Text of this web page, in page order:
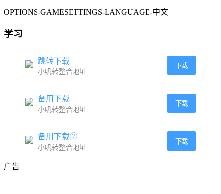
OPTIONS-GAMESETTINGS-LANGUAGE-中文
学习
跳转下载
小叽转整合地址
下载
备用下载
小叽转整合地址
下载
备用下载②
小叽转整合地址
下载
广告